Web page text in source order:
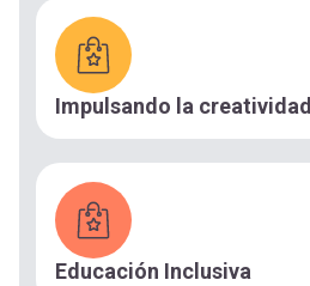
Impulsando la creatividad
Educación Inclusiva